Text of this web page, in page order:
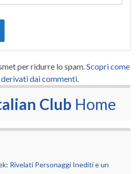
per ridurre lo spam. Scopri come
dai commenti
Club Home
Rivelati Personaggi Inediti e un